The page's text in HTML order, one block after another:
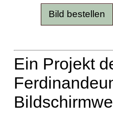
Ein Projekt